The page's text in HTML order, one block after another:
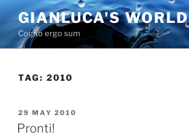
content
GIANLUCA'S WORLD
Cogito ergo sum
TAG: 2010
POSTED
ON
29 MAY 2010
Pronti!